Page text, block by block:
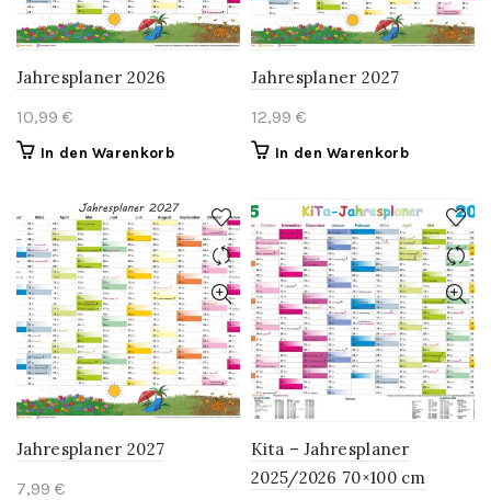
Jahresplaner 2026
10,99 €
In den Warenkorb
Jahresplaner 2027
12,99 €
In den Warenkorb
Jahresplaner 2027
7,99 €
Kita – Jahresplaner
2025/2026 70×100 cm